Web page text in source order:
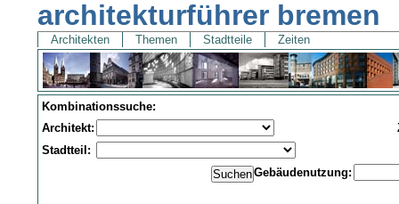
architekturführer bremen
Architekten Themen Stadtteile Zeiten
Kombinationssuche:
Architekt:
Stadtteil:
Gebäudenutzung: